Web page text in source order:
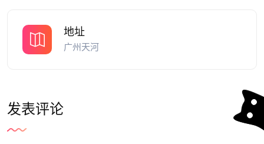
地址
广州天河
发表评论